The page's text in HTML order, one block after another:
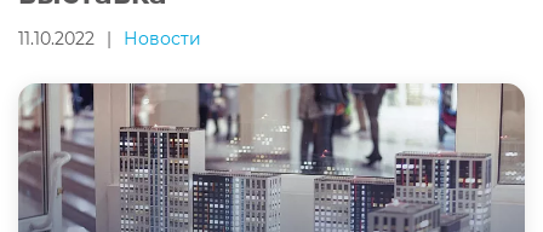
11.10.2022 | Новости